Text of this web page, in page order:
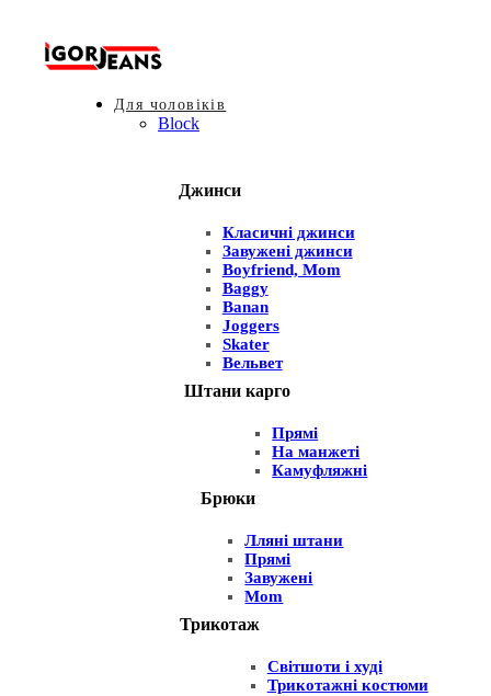
Для чоловіків
Block
Джинси
Класичні джинси
Завужені джинси
Boyfriend, Mom
Baggy
Banan
Joggers
Skater
Вельвет
Штани карго
Прямі
На манжеті
Камуфляжні
Брюки
Лляні штани
Прямі
Завужені
Mom
Трикотаж
Світшоти і худі
Трикотажні костюми